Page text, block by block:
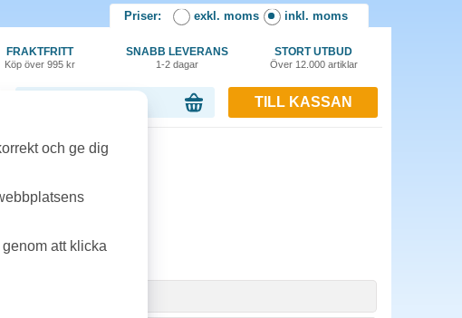
Priser: exkl. moms inkl. moms
FRAKTFRITT
Köp över 995 kr
SNABB LEVERANS
1-2 dagar
STORT UTBUD
Över 12.000 artiklar
TILL KASSAN
och ge dig
att klicka